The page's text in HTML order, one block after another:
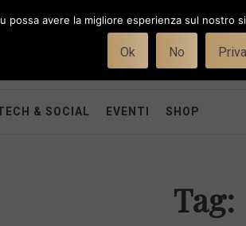
& SOCIAL EVENTI SHOP
Tag:
possa avere la migliore esperienza sul
Ok No